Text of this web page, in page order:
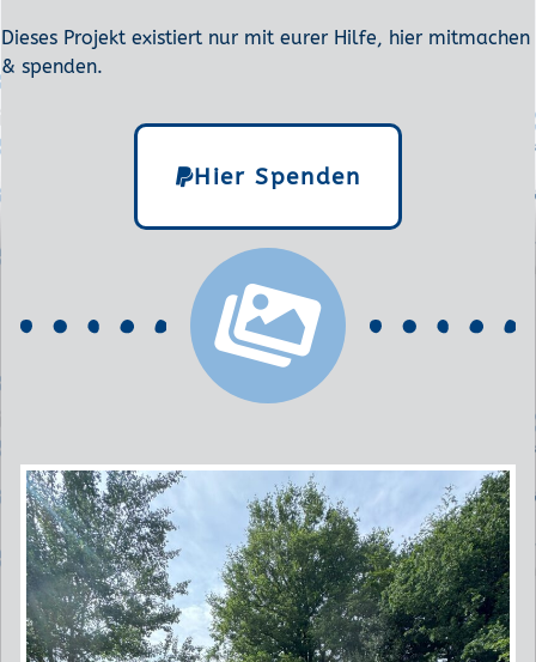
Dieses Projekt existiert nur mit eurer Hilfe, hier mitmachen
& spenden.
Hier Spenden